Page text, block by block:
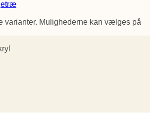
varianter. Mulighederne kan vælges på